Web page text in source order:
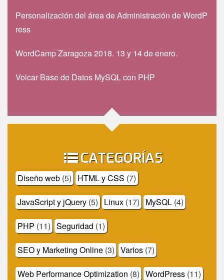
Personalización del área de Administración de WordP
ress
WordCamp Zaragoza 2018. 13 y 14 de enero.
Volcar Base de Datos MySQL con PHP
CATEGORÍAS
Diseño web (5) HTML y CSS (7)
JavaScript y jQuery (5) Linux (17) MySQL (4)
PHP (11) Seguridad (1)
SEO y Marketing Online (3) Varios (7)
Web Performance Optimization (8) WordPress (11)